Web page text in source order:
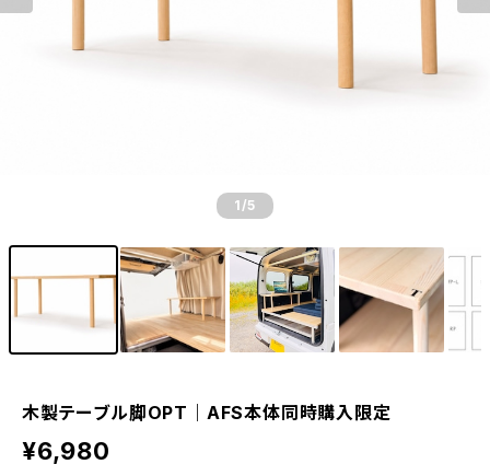
1 /5
木製テーブル脚OPT｜AFS本体同時購入限定
¥6,980